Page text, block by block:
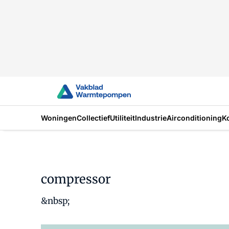
WoningenCollectiefUtiliteitIndustrieAirconditioning
compressor
&nbsp;